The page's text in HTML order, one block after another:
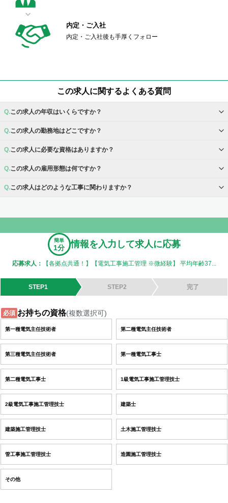
内定・ご入社
内定・ご入社後も手厚くフォロー
この求人に関するよくある質問
この求人の年収はいくらですか？
この求人の勤務地はどこですか？
この求人に必要な資格はありますか？
この求人の雇用形態は何ですか？
この求人はどのような工事に関わりますか？
簡単
1分 情報を入力して求人に応募
応募求人： 【各拠点共通！】【電気工事施工管理 ※微経験】 平均年齢37...
STEP1 STEP2 完了
必須 お持ちの資格(複数選択可)
第一種電気主任技術者 第二種電気主任技術者
第三種電気主任技術者 第一種電気工事士
第二種電気工事士 1級電気工事施工管理技士
2級電気工事施工管理技士 建築士
建築施工管理技士 土木施工管理技士
管工事施工管理技士 造園施工管理技士
その他